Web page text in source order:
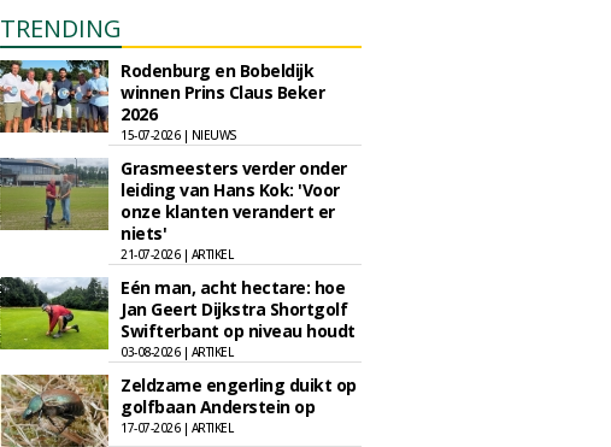
TRENDING
Rodenburg en Bobeldijk
winnen Prins Claus Beker
2026
15-07-2026 | NIEUWS
Grasmeesters verder onder
leiding van Hans Kok: 'Voor
onze klanten verandert er
niets'
21-07-2026 | ARTIKEL
Eén man, acht hectare: hoe
Jan Geert Dijkstra Shortgolf
Swifterbant op niveau houdt
03-08-2026 | ARTIKEL
Zeldzame engerling duikt op
golfbaan Anderstein op
17-07-2026 | ARTIKEL